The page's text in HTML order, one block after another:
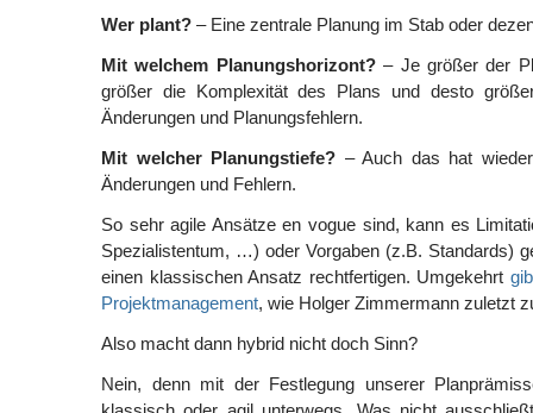
Wer plant? – Eine zentrale Planung im Stab oder
Mit welchem Planungshorizont?– Je größer der
größer die Komplexität des Plans und desto
Änderungen und Planungsfehlern.
Mit welcher Planungstiefe? – Auch das hat
Änderungen und Fehlern.
So sehr agile Ansätze en vogue sind, kann es
Spezialistentum, …) oder Vorgaben (z.B. Standards)
einen klassischen Ansatz rechtfertigen. Umgekehrt
Projektmanagement, wie Holger Zimmermann zuletzt
Also macht dann hybrid nicht doch Sinn?
Nein, denn mit der Festlegung unserer